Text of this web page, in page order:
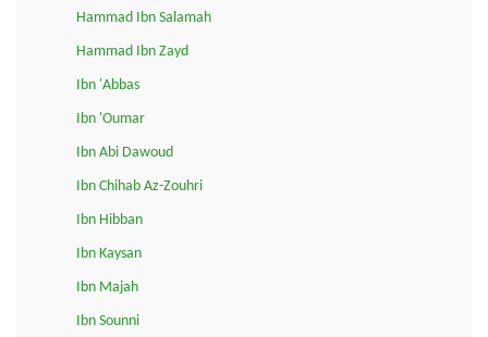
Hammad Ibn Salamah
Hammad Ibn Zayd
Ibn 'Abbas
Ibn 'Oumar
Ibn Abi Dawoud
Ibn Chihab Az-Zouhri
Ibn Hibban
Ibn Kaysan
Ibn Majah
Ibn Sounni